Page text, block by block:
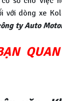
với dòng xe
ty Auto